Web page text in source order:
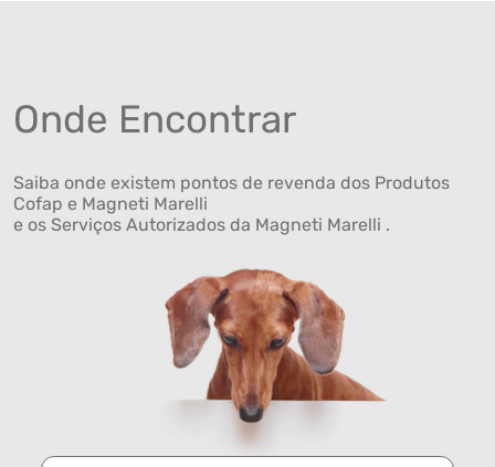
Onde Encontrar
Saiba onde existem pontos de revenda dos Produtos
Cofap e Magneti Marelli
e os Serviços Autorizados da Magneti Marelli .